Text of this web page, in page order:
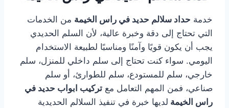
خدمة حداد سلالم حديد في راس الخيمة من الخدمات
التي تحتاج إلى دقة وخبرة عالية، لأن السلم الحديدي
يجب أن يكون قويًا وآمنًا ومناسبًا لطبيعة الاستخدام
اليومي. سواء كنت تحتاج إلى سلم داخلي للمنزل، سلم
خارجي، سلم للمستودع، سلم للطوارئ، أو سلم
صناعي، فمن المهم التعامل مع تركيب ابواب حديد في
راس الخيمة لديها خبرة في تنفيذ السلالم الحديدية